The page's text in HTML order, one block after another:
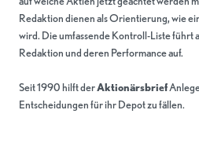
Redaktion dienen als Orientierung, wie
wird. Die umfassende Kontroll-Liste führt
Redaktion und deren Performance auf.
Seit 1990 hilft derAktionärsbrief
Entscheidungen für ihr Depot zu fällen.